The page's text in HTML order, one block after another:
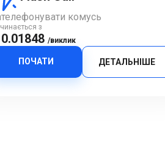
комусь
з
/виклик
ПОЧАТИ ДЕТАЛЬНІШЕ